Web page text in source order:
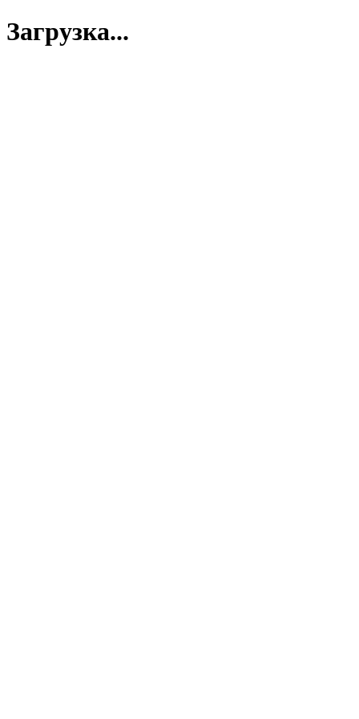
Загрузка...